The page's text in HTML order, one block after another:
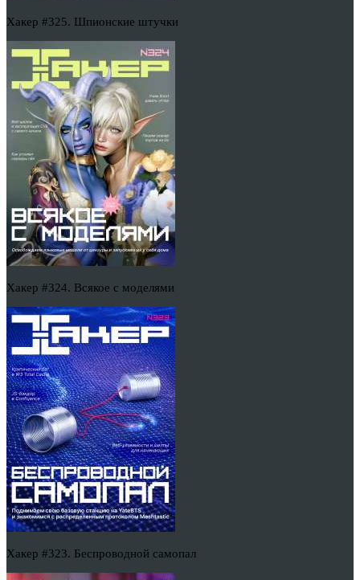
Хакер #325. Шпионские штучки
Хакер #324. Всякое с моделями
Хакер #323. Беспроводной самопал